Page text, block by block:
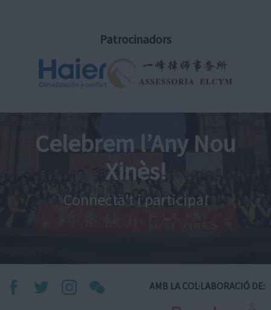
Patrocinadors
Celebrem l’Any Nou
Xinès!
Connecta't i participa!
AMB LA COL·LABORACIÓ DE: